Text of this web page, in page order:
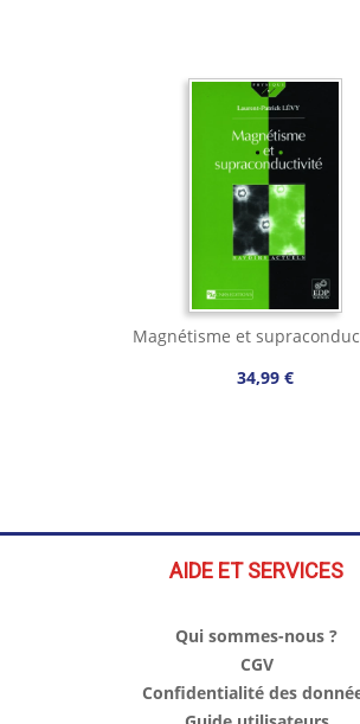
Magnétisme et
34,99 €
AIDE ET SERVICES
Qui sommes-nous ?
CGV
Confidentialité des